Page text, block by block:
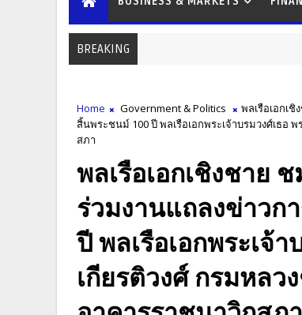
BREAKING
Home Government & Politics
พลเรือเอกเ
สิ้นพระชนม์ 100 ปี พลเรือเอกพระเจ้าบรมวงศ์เธอ
สภา
พลเรือเอกเชิงชาย
ร่วมงานแถลงข่าวก
ปี พลเรือเอกพระเจ้
เกียรติวงศ์ กรมหล